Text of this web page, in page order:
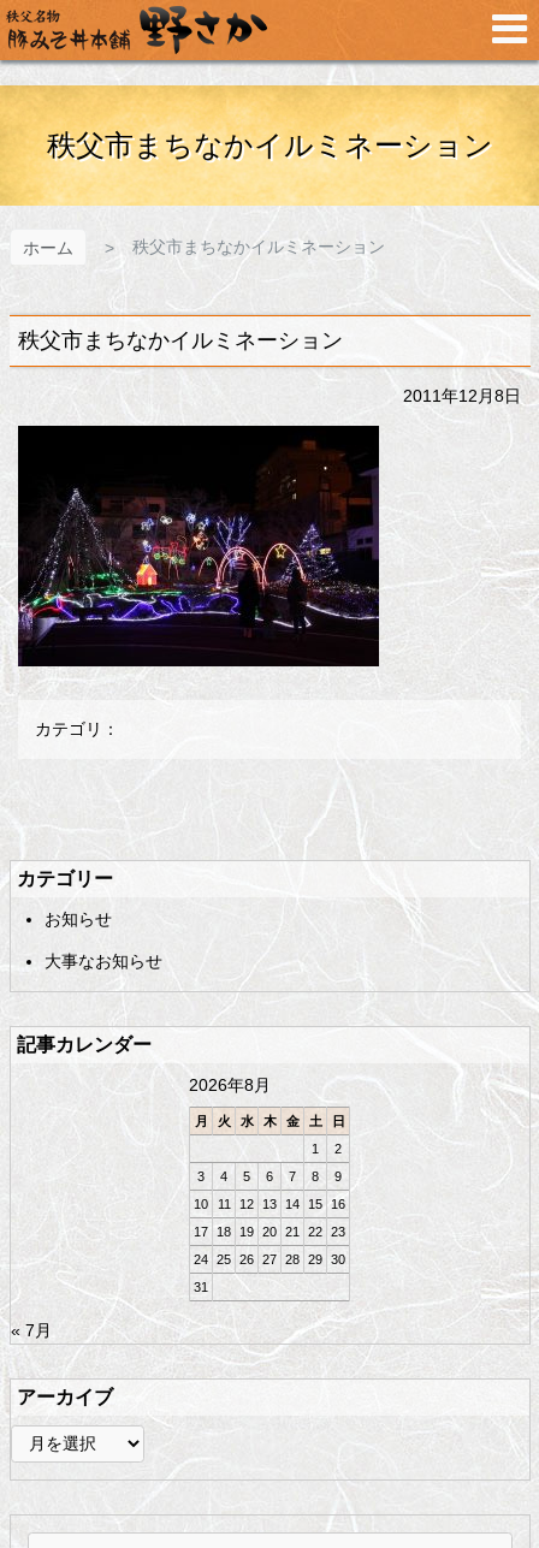
メ
イ
ン
コ
プ
秩父市まちなかイルミネーション
ホーム 秩父市まちなかイルミネーション
秩父市まちなかイルミネーション
2011年12月8日
カテゴリ：
ン
ン
ツ
の
先
ジ
へ
戻
る
カテゴリー
お知らせ
大事なお知らせ
記事カレンダー
2026年8月
月 火 水 木 金 土
日
1
2
3
4 5 6 7 8
9
10
11 12 13 14 15
16
17
18 19 20 21 22 23
24 25 26 27 28 29 30
31
« 7月
アーカイブ
ア
ー
カ
イ
ブ